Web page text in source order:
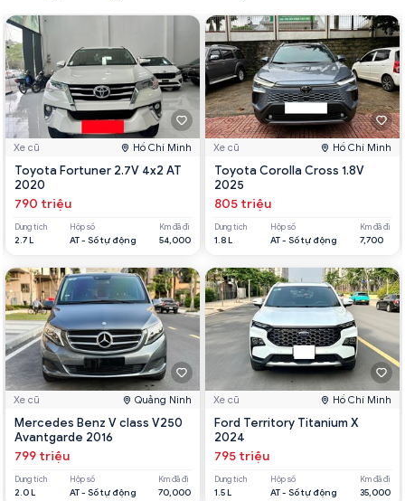
Xe cũ Hồ Chí Minh
Toyota Fortuner 2.7V 4x2 AT
2020
790 triệu
Dung tích
2.7 L
Hộp số
AT - Số tự động
Km đã đi
54,000
Xe cũ Quảng Ninh
Mercedes Benz V class V250
Avantgarde 2016
799 triệu
Dung tích
2.0 L
Hộp số
AT - Số tự động
Km đã đi
70,000
Xe cũ Hồ Chí Minh
Toyota Corolla Cross 1.8V
2025
805 triệu
Dung tích
1.8 L
Hộp số
AT - Số tự động
Km đã đi
7,700
Xe cũ Hồ Chí Minh
Ford Territory Titanium X
2024
795 triệu
Dung tích
1.5 L
Hộp số
AT - Số tự động
Km đã đi
35,000